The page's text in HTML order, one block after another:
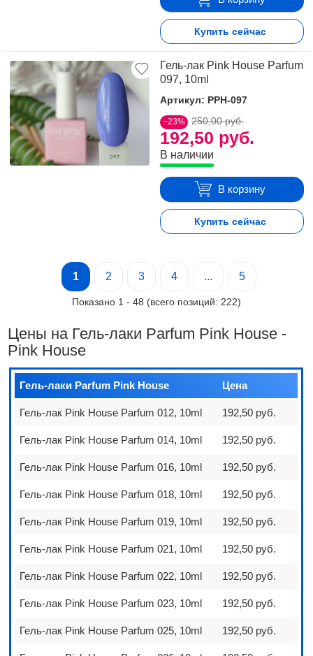
Купить сейчас
Гель-лак Pink House Parfum
097, 10ml
Артикул: PPH-097
−23%
192,50 руб.
250,00 руб.
В наличии
В корзину
Купить сейчас
1 2 3 4 ... 5
Показано 1 - 48 (всего позиций: 222)
Цены на Гель-лаки Parfum Pink House -
Pink House
Гель-лаки Parfum Pink House Цена
Гель-лак Pink House Parfum 012, 10ml 192,50 руб.
Гель-лак Pink House Parfum 014, 10ml 192,50 руб.
Гель-лак Pink House Parfum 016, 10ml 192,50 руб.
Гель-лак Pink House Parfum 018, 10ml 192,50 руб.
Гель-лак Pink House Parfum 019, 10ml 192,50 руб.
Гель-лак Pink House Parfum 021, 10ml 192,50 руб.
Гель-лак Pink House Parfum 022, 10ml 192,50 руб.
Гель-лак Pink House Parfum 023, 10ml 192,50 руб.
Гель-лак Pink House Parfum 025, 10ml 192,50 руб.